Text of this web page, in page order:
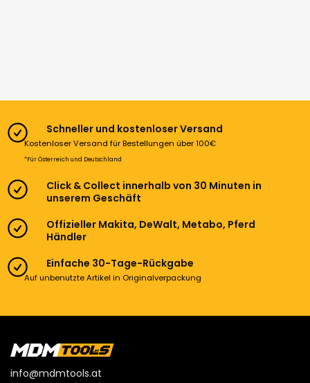
Schneller und kostenloser Versand
Kostenloser Versand für Bestellungen über 100€
*Für Österreich und Deutschland
Click & Collect innerhalb von 30 Minuten in
unserem Geschäft
Offizieller Makita, DeWalt, Metabo, Pferd
Händler
Einfache 30-Tage-Rückgabe
Auf unbenutzte Artikel in Originalverpackung
info@mdmtools.at